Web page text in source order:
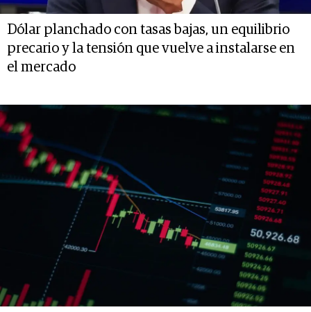
Dólar planchado con tasas bajas, un equilibrio
precario y la tensión que vuelve a instalarse en
el mercado